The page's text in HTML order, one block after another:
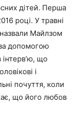
дітей. Перша
році. У травні
назвали Майлзом
допомогою
що
і
почуття, коли
що його любов